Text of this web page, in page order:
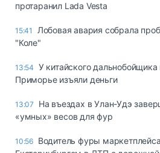
протаранил Lada Vesta
15:41
Лобовая авария собрала
"Коле"
13:54 У китайского
Приморье изъяли деньги
13:07
Ha въeздax в Улaн-Удэ
«yмныx» вecoв для фyp
10:56 Водитель фуры